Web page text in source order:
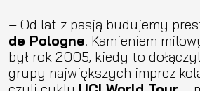
– Od lat z pasją budujemy
de Pologne. Kamieniem
był rok 2005, kiedy to
grupy największych imprez